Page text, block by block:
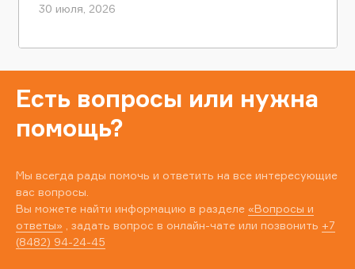
30 июля, 2026
Есть вопросы или нужна
помощь?
Мы всегда рады помочь и ответить на все интересующие
вас вопросы.
Вы можете найти информацию в разделе «Вопросы и
ответы» , задать вопрос в онлайн-чате или позвонить +7
(8482) 94-24-45